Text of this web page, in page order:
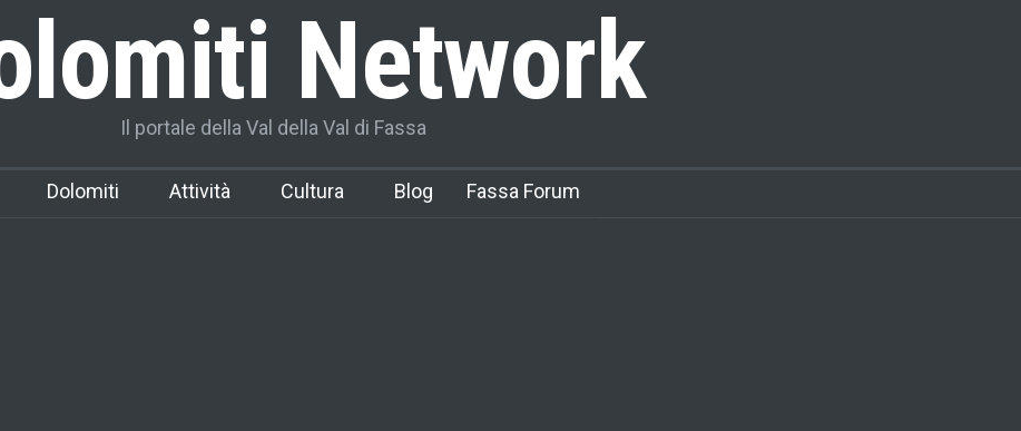
Network
Il portale della Val della Val di Fassa
Dolomiti Attività Cultura Blog Fassa Forum